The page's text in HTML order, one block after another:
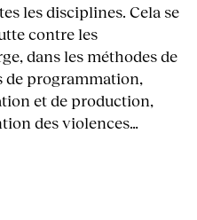
les disciplines. Cela se
contre les
dans les méthodes de
de programmation,
et de production,
des violences…